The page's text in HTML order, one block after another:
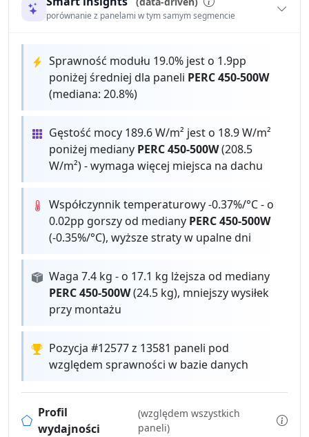
porównanie z panelami w tym samym segmencie
Sprawność modułu 19.0% jest o 1.9pp
poniżej średniej dla paneli PERC 450-500W
(mediana: 20.8%)
Gęstość mocy 189.6 W/m² jest o 18.9 W/m²
poniżej mediany PERC 450-500W(208.5
W/m²) - wymaga więcej miejsca na dachu
Współczynnik temperaturowy -0.37%/°C - o
0.02pp gorszy od mediany PERC 450-500W
(-0.35%/°C), wyższe straty w upalne dni
Waga 7.4 kg - o 17.1 kg lżejsza od mediany
PERC 450-500W(24.5 kg), mniejszy wysiłek
przy montażu
Pozycja #12577 z 13581 paneli pod
względem sprawności w bazie danych
Profil
wydajności
(względem wszystkich
paneli)